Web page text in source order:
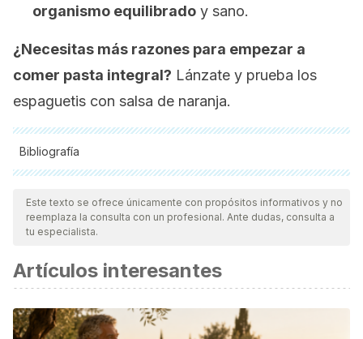
organismo equilibrado y sano.
¿Necesitas más razones para empezar a
comer pasta integral? Lánzate y prueba los
espaguetis con salsa de naranja.
Bibliografía
Todas las fuentes citadas fueron revisadas a profundidad por
nuestro equipo, para asegurar su calidad, confiabilidad,
vigencia y validez.La bibliografía de este artículo fue
científica.
Healthline.comThe Benefits of Vitamin E[Online] Available
at: www.healthline.com/health/all-about-vitamin-e
Este texto se ofrece únicamente con propósitos informativos y no
reemplaza la consulta con un profesional. Ante dudas, consulta a
tu especialista.
Artículos interesantes